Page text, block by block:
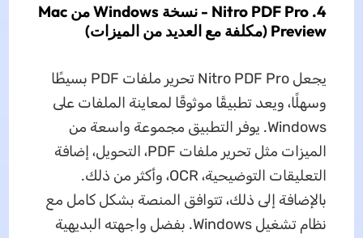
4. Nitro PDF Pro - نسخة Windows من Mac
Preview (مكلفة مع العديد من الميزات)
يجعل Nitro PDF Pro تحرير ملفات PDF بسيطًا
وسهلًا، ويعد تطبيقًا موثوقًا لمعاينة الملفات على
Windows. يوفر التطبيق مجموعة واسعة من
الميزات مثل تحرير ملفات PDF، التحويل، إضافة
التعليقات التوضيحية، OCR، وأكثر من ذلك.
بالإضافة إلى ذلك، تتوافق المنصة بشكل كامل مع
نظام تشغيل Windows. بفضل واجهته البديهية